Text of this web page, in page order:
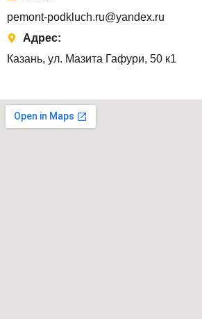
pemont-podkluch.ru@yandex.ru
Адрес:
Казань, ул. Мазита Гафури, 50 к1